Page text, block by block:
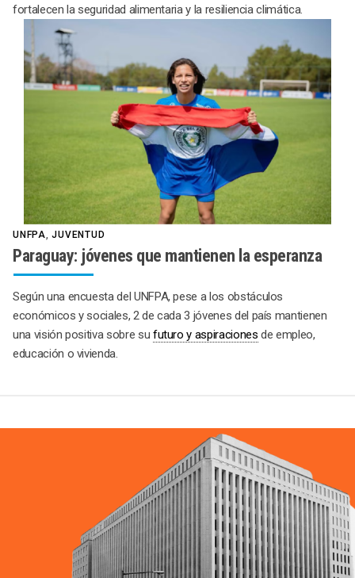
fortalecen la seguridad alimentaria y la resiliencia climática.
UNFPA,JUVENTUD
Paraguay: jóvenes que mantienen la esperanza
Según una encuesta del UNFPA, pese a los obstáculos
económicos y sociales, 2 de cada 3 jóvenes del país mantienen
una visión positiva sobre su futuro y aspiraciones de empleo,
educación o vivienda.